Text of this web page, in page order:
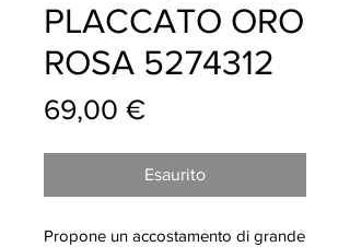
PLACCATO ORO
ROSA 5274312
69,00 €Prezzo
Esaurito
Propone un accostamento di grande